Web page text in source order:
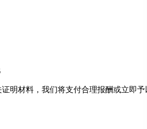
明材料，我们将支付合理报酬或立即